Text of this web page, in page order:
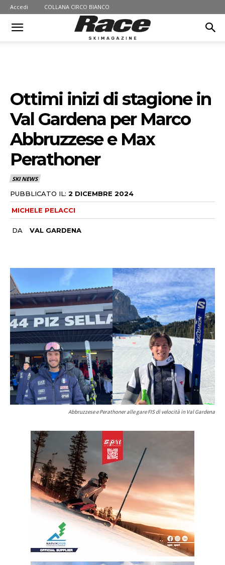
Accedi COLLANA CIRCO BIANCO
Ottimi inizi di stagione in
Val Gardena per Marco
Abbruzzese e Max
Perathoner
SKI NEWS
PUBBLICATO IL: 2 DICEMBRE 2024
MICHELE PELACCI
DA VAL GARDENA
Abbruzzese e Perathoner alle gare FIS di velocità in Val Gardena